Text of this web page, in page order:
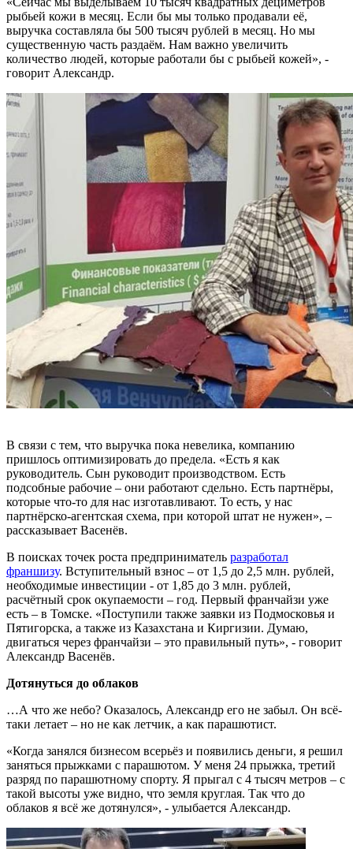
рыбьей кожи в месяц. Если бы мы только продавали её,
выручка составляла бы 500 тысяч рублей в месяц. Но мы
существенную часть раздаём. Нам важно увеличить
количество людей, которые работали бы с рыбьей кожей», -
говорит Александр.
В связи с тем, что выручка пока невелика, компанию
пришлось оптимизировать до предела. «Есть я как
руководитель. Сын руководит производством. Есть
подсобные рабочие – они работают сдельно. Есть партнёры,
которые что-то для нас изготавливают. То есть, у нас
партнёрско-агентская схема, при которой штат не нужен», –
рассказывает Васенёв.
В поисках точек роста предприниматель разработал
франшизу. Вступительный взнос – от 1,5 до 2,5 млн. рублей,
необходимые инвестиции - от 1,85 до 3 млн. рублей,
расчётный срок окупаемости – год. Первый франчайзи уже
есть – в Томске. «Поступили также заявки из Подмосковья и
Пятигорска, а также из Казахстана и Киргизии. Думаю,
двигаться через франчайзи – это правильный путь», - говорит
Александр Васенёв.
Дотянуться до облаков
…А что же небо? Оказалось, Александр его не забыл. Он всё-
таки летает – но не как летчик, а как парашютист.
«Когда занялся бизнесом всерьёз и появились деньги, я решил
заняться прыжками с парашютом. У меня 24 прыжка, третий
разряд по парашютному спорту. Я прыгал с 4 тысяч метров – с
такой высоты уже видно, что земля круглая. Так что до
облаков я всё же дотянулся», - улыбается Александр.